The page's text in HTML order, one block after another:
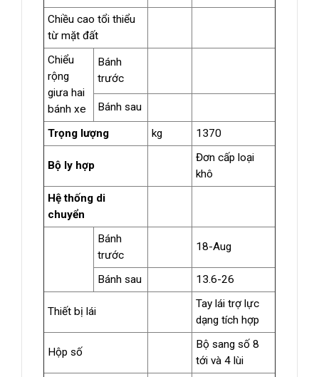
Chiều cao tổi thiểu
từ mặt đất
Chiểu
rộng
giưa hai
bánh xe
Bánh
trước
Bánh sau
Trọng lượng kg 1370
Bộ ly hợp
Đơn cấp loại
khô
Hệ thống di
chuyển
Bánh
trước
18-Aug
Bánh sau 13.6-26
Thiết bị lái
Tay lái trợ lực
dạng tích hợp
Hộp số
Bộ sang số 8
tới và 4 lùi